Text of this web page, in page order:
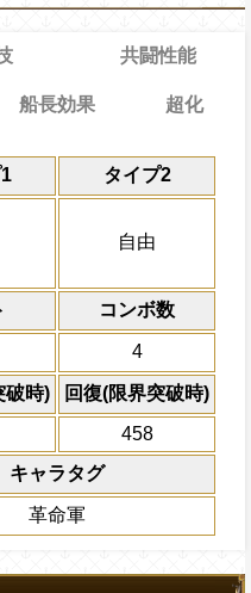
タイプ2
自由
コンボ数
4
破時)
回復(限界突破時)
458
キャラタグ
革命軍
19→14ターン
限界突破
通常時
いる
状態を10ターン
撃による属性相性の影響
ンの間同属性・同タイプ
の影響を2.25倍、さらに
40000より多い場合一味の
回復（最大体力の2倍上
時、体力満タン時と同じ
が40000以下の場合最大体
視して体力を30000回復
力が上限を超えている時
る）
上限突破
共闘性能
共闘性能
冒険開始時の必殺タ
キャラの攻撃を
にし、他の属性キャ
ターン数：10
全ての防御効果・防
外のダメージを1にす
て敵全体に200万ダ
プレイヤーの一味の
属性スロットに変換
ーンを2短縮する
2ターンの間敵全体の
を30%下げ、自由タ
効果
と基礎回復力の12%をサ
基礎回復力に上乗せする
イプ
習得する効果
由タイプキャラの基礎体力
]スロットも有利スロット扱
態5ターン回復する
下の時PERFECTならキ
を受けた次のターン、自分
る/被ダメージ量上昇状態を
船長効果
通常時
を20%減らし、技属性・
をスロット一致時約5倍、
同属性・同タイプキャラは
る
Lv上限突破
超化
効果
増やし、一味の最大体
体力の30%回復（最大体力
えている時、体力満タン時
発動条件
自由タイプキャラが6人い